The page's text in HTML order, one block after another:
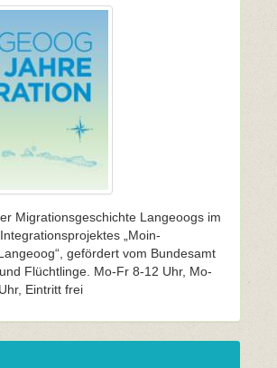
Migrationsgeschichte Langeoogs im
„Moin-
gefördert vom Bundesamt
Flüchtlinge. Mo-Fr 8-12 Uhr, Mo-
Eintritt frei